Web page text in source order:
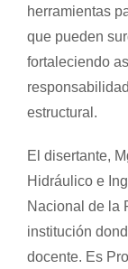
herramientas
que pueden
fortaleciendo
estructural.
El disertante,
Hidráulico e
Nacional de la
institución
docente. Es